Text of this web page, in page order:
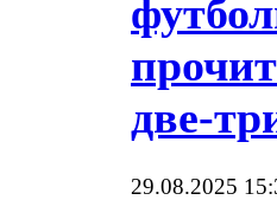
две-
29.08.2025